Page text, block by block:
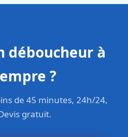
déboucheur à
?
de 45 minutes, 24h/24,
gratuit.